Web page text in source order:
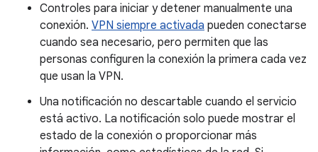
Controles para iniciar y detener manualmente una
conexión. VPN siempre activada pueden conectarse
cuando sea necesario, pero permiten que las
personas configuren la conexión la primera cada vez
que usan la VPN.
Una notificación no descartable cuando el servicio
está activo. La notificación solo puede mostrar el
estado de la conexión o proporcionar más